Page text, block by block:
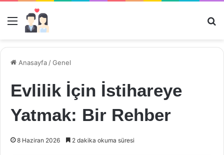
Menü
Anasayfa /Genel
Evlilik İçin İstihareye
Yatmak: Bir Rehber
8 Haziran 2026 2 dakika okuma süresi